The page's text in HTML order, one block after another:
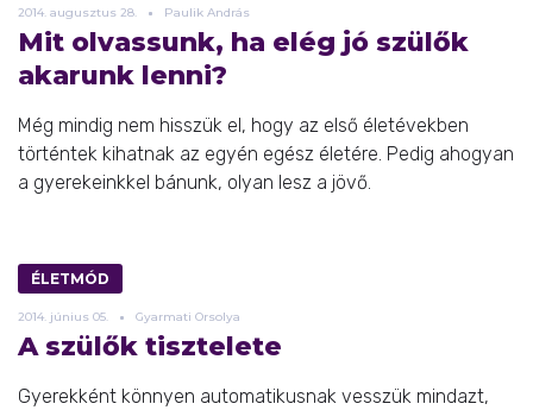
2014. augusztus 28. Paulik András
Mit olvassunk, ha elég jó szülők
akarunk lenni?
Még mindig nem hisszük el, hogy az első életévekben
történtek kihatnak az egyén egész életére. Pedig ahogyan
a gyerekeinkkel bánunk, olyan lesz a jövő.
ÉLETMÓD
2014. június 05. Gyarmati Orsolya
A szülők tisztelete
Gyerekként könnyen automatikusnak vesszük mindazt,